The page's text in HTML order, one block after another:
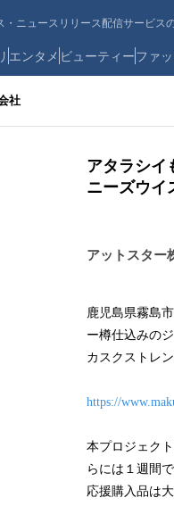
・ニュースリリース配信サービス
エンタメ ビューティーファ
社
アタラシイ
ニーズウイ
アットスター
鹿児島県霧島
ー樽仕込みの
カスクストレ
https://
本プロジェク
らには１週間
応援購入品は